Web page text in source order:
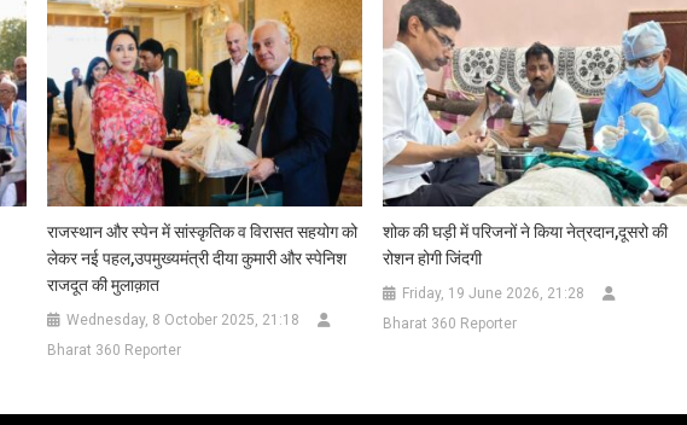
राजस्थान और स्पेन में सांस्कृतिक व विरासत सहयोग को
लेकर नई पहल,उपमुख्यमंत्री दीया कुमारी और स्पेनिश
राजदूत की मुलाक़ात
Wednesday, 8 October 2025, 21:18
Bharat 360 Reporter
शोक की घड़ी में परिजनों ने किया नेत्रदान,दूसरो की
रोशन होगी जिंदगी
Friday, 19 June 2026, 21:28
Bharat 360 Reporter